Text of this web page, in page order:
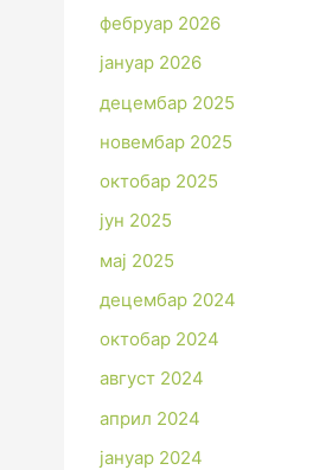
фебруар 2026
јануар 2026
децембар 2025
новембар 2025
октобар 2025
јун 2025
мај 2025
децембар 2024
октобар 2024
август 2024
април 2024
јануар 2024